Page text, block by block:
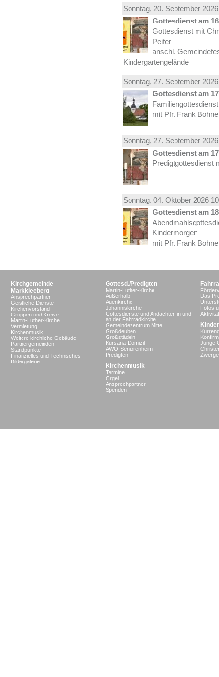
Sonntag, 20. September
Gottesdienst am
Gottesdienst mit
Peifer
anschl.
Kindergartengelände
Sonntag, 27. September
Gottesdienst am
mit Pfr. Frank
Sonntag, 27. September
Gottesdienst am
Predigtgottesdienst
Sonntag, 04. Oktober 2026
Gottesdienst am
Kindermorgen
mit Pfr. Frank Bohne
Kirchgemeinde
Markkleeberg
Ansprechpartner
Geistliche Dienste
Kirchenvorstand
Gruppen und Kreise
Martin-Luther-Kirche
Vermietung
Kirchenmusik
Weitere kirchliche Gebäude
Partnergemeinden
Standpunkte
Finanzielles und Technisches
Bildergalerie
Gottesd./Predigten
Martin-Luther-Kirche
Außerhalb
Auenkirche
Johanniskirche
Gottesdienste und Andachten in und
an der Fahrradkirche
Gemeindezentrum Mitte
Großdeuben
Großstädeln
Kursana-Domizil
AWO-Seniorenheim
Predigten
Kirchenmusik
Termine
Orgel
Ansprechpartner
Spenden
Das
Fotos
Junge